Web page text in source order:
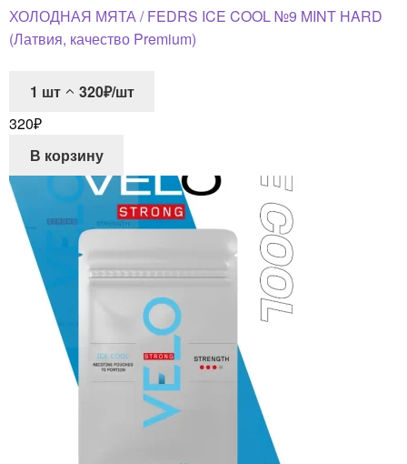
ХОЛОДНАЯ МЯТА / FEDRS ICE COOL №9 MINT HARD
(Латвия, качество Premium)
1 шт
320₽/шт
320₽
В корзину